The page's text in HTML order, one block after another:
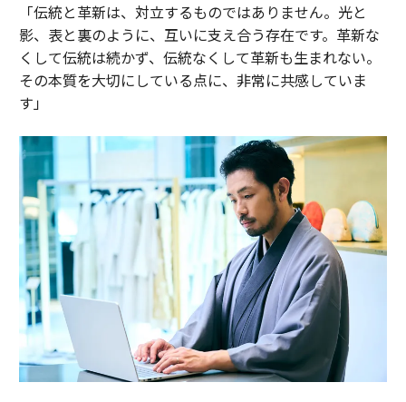
「伝統と革新は、対立するものではありません。光と
影、表と裏のように、互いに支え合う存在です。革新な
くして伝統は続かず、伝統なくして革新も生まれない。
その本質を大切にしている点に、非常に共感していま
す」